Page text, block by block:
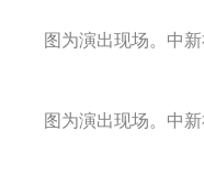
图为演出现场。中
图为演出现场。中